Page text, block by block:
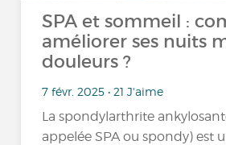
SPA et sommeil :
améliorer ses nuits
douleurs ?
7 févr. 2025 • 21 J'aime
La spondylarthrite
appelée SPA ou spondy) est